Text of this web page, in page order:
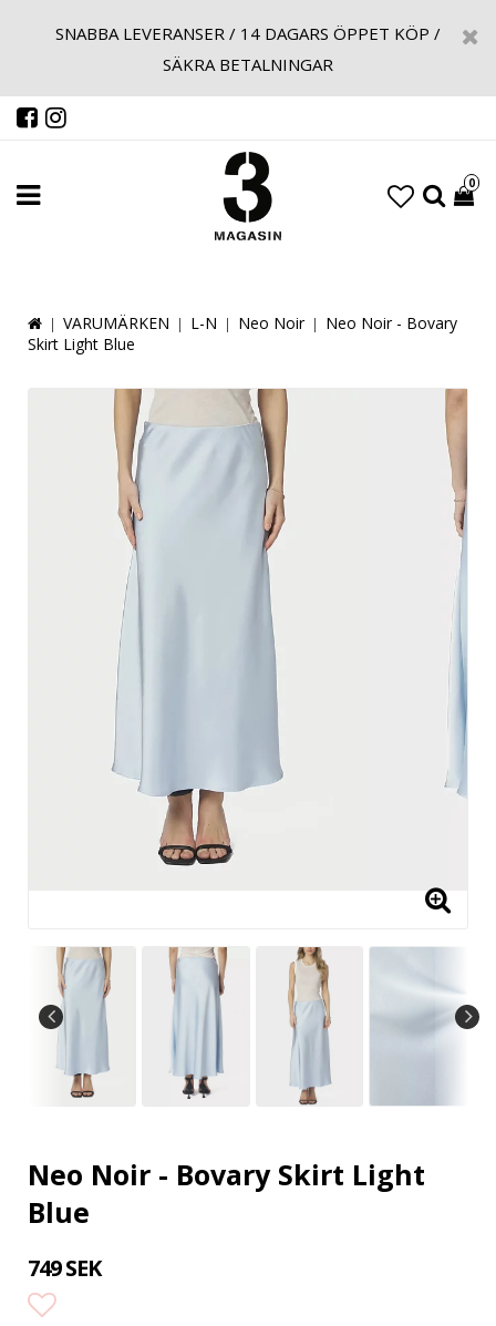
SNABBA LEVERANSER / 14 DAGARS ÖPPET KÖP /
SÄKRA BETALNINGAR
0
VARUMÄRKEN L-N Neo Noir
Neo Noir - Bovary
Skirt Light Blue
Neo Noir - Bovary Skirt Light
Blue
749 SEK